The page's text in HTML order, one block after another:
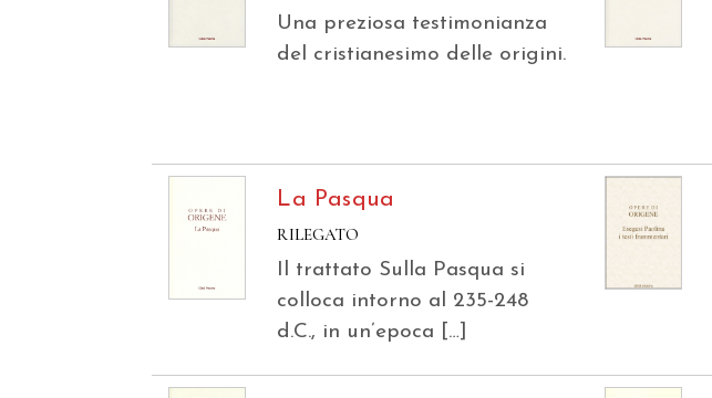
Una preziosa testimonianza
del cristianesimo delle origini.
La Pasqua
RILEGATO
Il trattato Sulla Pasqua si
colloca intorno al 235-248
d.C., in un’epoca […]